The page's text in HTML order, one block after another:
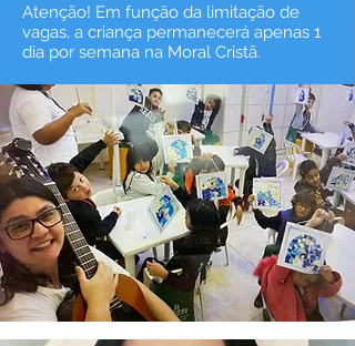
Atenção! Em função da limitação de
vagas, a criança permanecerá apenas 1
dia por semana na Moral Cristã.